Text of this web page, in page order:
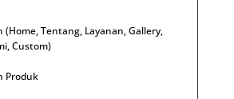
(Home, Tentang, Layanan, Gallery,
Custom)
Produk